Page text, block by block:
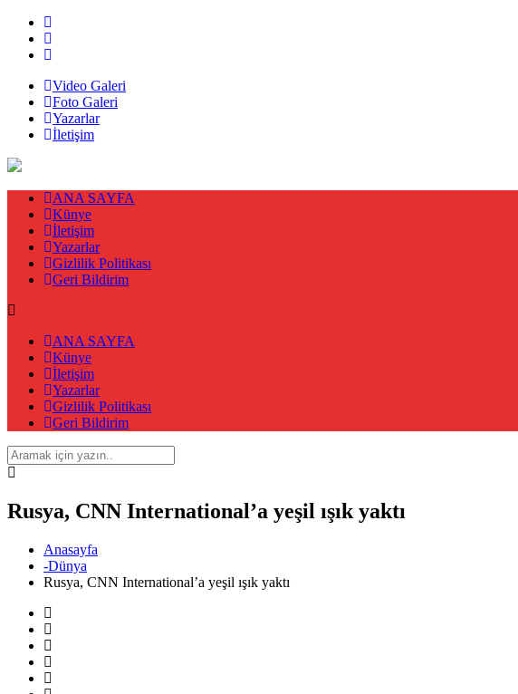
Video Galeri
Foto Galeri
Yazarlar
İletişim
ANA SAYFA
Künye
İletişim
Yazarlar
Gizlilik Politikası
Geri Bildirim
ANA SAYFA
Künye
İletişim
Yazarlar
Gizlilik Politikası
Geri Bildirim
Rusya, CNN International’a yeşil ışık yaktı
Anasayfa
-Dünya
Rusya, CNN International’a yeşil ışık yaktı